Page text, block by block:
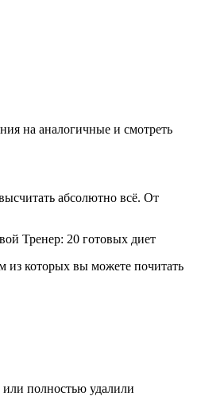
на аналогичные и смотреть
абсолютно всё. От
из которых вы можете почитать
полностью удалили